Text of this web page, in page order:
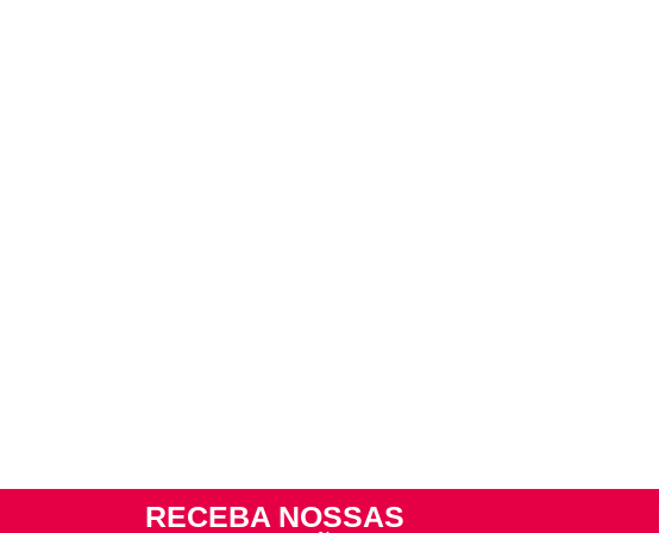
RECEBA NOSSAS